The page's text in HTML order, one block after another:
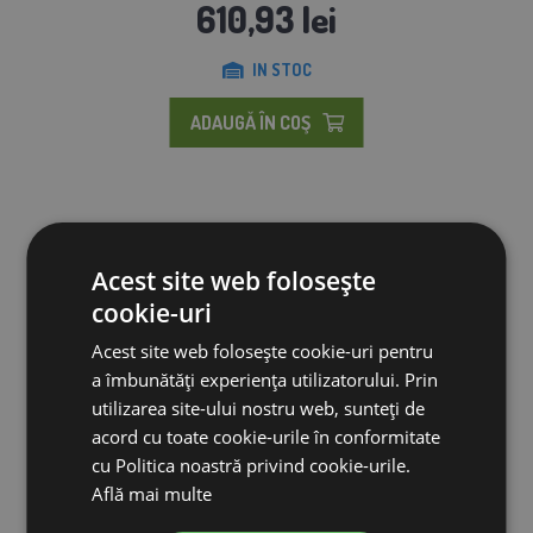
610,93 lei
IN STOC
ADAUGĂ ÎN COŞ
Acest site web folosește
cookie-uri
Acest site web folosește cookie-uri pentru
a îmbunătăți experiența utilizatorului. Prin
utilizarea site-ului nostru web, sunteți de
acord cu toate cookie-urile în conformitate
cu Politica noastră privind cookie-urile.
Află mai multe